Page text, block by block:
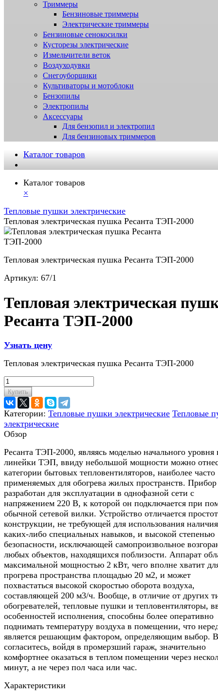
Триммеры
Бензиновые триммеры
Электрические триммеры
Бензиновые сенокосилки
Кусторезы электрические
Измельчители веток
Воздуходувки
Снегоуборщики
Культиваторы и мотоблоки
Бензопилы
Электропилы
Аксессуары
Для бензопил и электропил
Для бензиновых триммеров
Каталог товаров
Каталог товаров
×
Тепловые пушки электрические
Тепловая электрическая пушка Ресанта ТЭП-2000
Тепловая электрическая пушка Ресанта ТЭП-2000
Артикул: 67/1
Тепловая электрическая
Ресанта ТЭП-2000
Узнать цену
Тепловая электрическая пушка Ресанта ТЭП-2000
Купить
Категории: Тепловые пушки электрические Тепловые
электрические
Обзор
Ресанта ТЭП-2000, являясь моделью начального уровня
линейки ТЭП, ввиду небольшой мощности можно
категории бытовых тепловентиляторов, наиболее часто
применяемых для обогрева жилых пространств. Прибор
разработан для эксплуатации в однофазной сети с
напряжением 220 В, к которой он подключается при
обычной сетевой вилки. Устройство отличается
конструкции, не требующей для использования наличия
каких-либо специальных навыков, и высокой степенью
безопасности, исключающей самопроизвольное
любых объектов, находящихся поблизости. Аппарат
максимальной мощностью 2 кВт, чего вполне хватит
прогрева пространства площадью 20 м2, и может
похвастаться высокой скоростью оборота воздуха,
составляющей 200 м3/ч. Вообще, в отличие от других
обогревателей, тепловые пушки и тепловентиляторы,
особенностей исполнения, способны более оперативно
поднимать температуру воздуха в помещении, что
является решающим фактором, определяющим выбор.
согласитесь, войдя в промерзший гараж, значительно
комфортнее оказаться в теплом помещении через
минут, а не через пол часа или час.
Характеристики